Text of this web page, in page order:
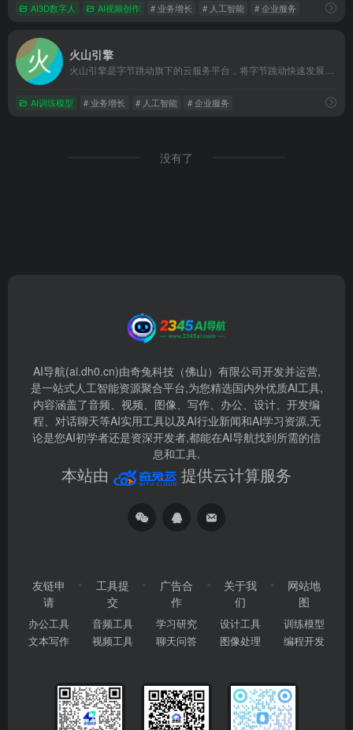
AI3D数字人 AI视频创作 # 业务增长 # 人工智能 # 企业服务
火山引擎
AI训练模型 # 业务增长 # 人工智能 # 企业服务
没有了
AI导航(ai.dh0.cn)由奇兔科技（佛山）有限公司开发并运营,
是一站式人工智能资源聚合平台,为您精选国内外优质AI工具,
内容涵盖了音频、视频、图像、写作、办公、设计、开发编
程、对话聊天等AI实用工具以及AI行业新闻和AI学习资源,无
论是您AI初学者还是资深开发者,都能在AI导航找到所需的信
息和工具.
本站由 提供云计算服务
友链申
请
办公工具
文本写作
工具提
交
音频工具
视频工具
广告合
作
学习研究
聊天问答
关于我
们
设计工具
图像处理
网站地
图
训练模型
编程开发